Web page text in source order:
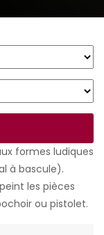
formes ludiques
à bascule).
les pièces
ou pistolet.